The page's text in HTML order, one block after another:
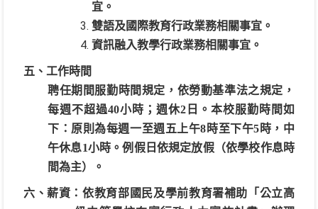
宜。
雙語及國際教育行政業務相關事宜。
資訊融入教學行政業務相關事宜。
五、工作時間
聘任期間服勤時間規定，依勞動基準法之規定，
每週不超過40小時；週休2日。本校服勤時間如
下：原則為每週一至週五上午8時至下午5時，中
午休息1小時。例假日依規定放假（依學校作息時
間為主）。
六 、薪資：依教育部國民及學前教育署補助「公立高